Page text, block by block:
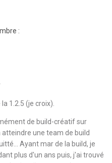
:
1.2.5 (je croix).
de build-créatif sur
une team de build
Ayant mar de la build, je
plus d'un ans puis, j'ai trouvé